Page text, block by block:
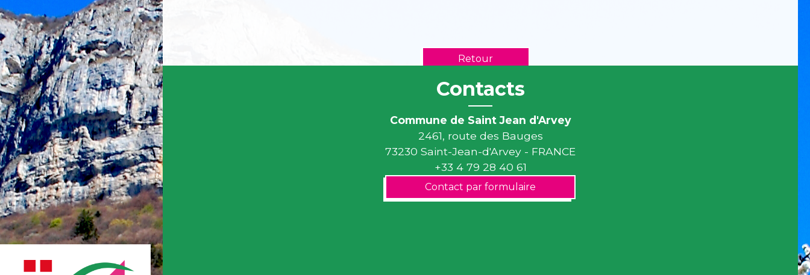
Retour
Contacts
Commune de Saint Jean d'Arvey
2461, route des Bauges
73230 Saint-Jean-d'Arvey - FRANCE
+33 4 79 28 40 61
Contact par formulaire